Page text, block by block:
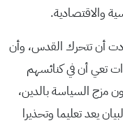
والاقتصادية.
أن تتحرك القدس، وأن
تعي أن في كنائسهم
مزج السياسة بالدين،
يعد تعليما وتحذيرا